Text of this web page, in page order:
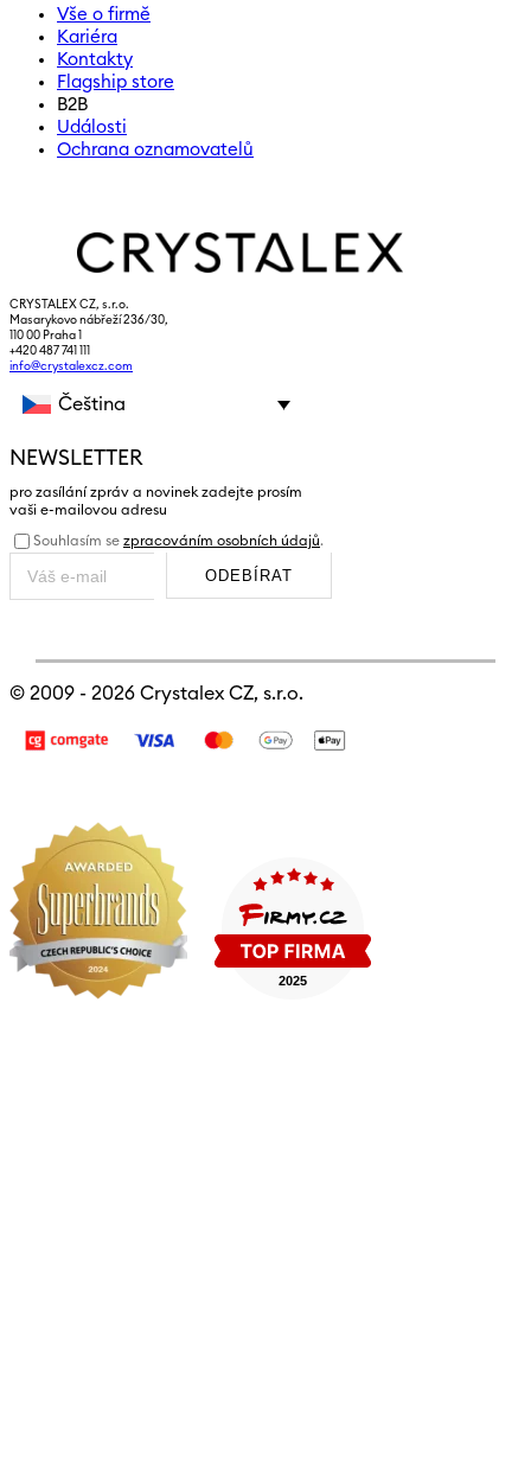
Vše o firmě
Kariéra
Kontakty
Flagship store
B2B
Události
Ochrana oznamovatelů
CRYSTALEX CZ, s.r.o.
Masarykovo nábřeží 236/30,
110 00 Praha 1
+420 487 741 111
info@crystalexcz.com
Čeština
NEWSLETTER
pro zasílání zpráv a novinek zadejte prosím
vaši e-mailovou adresu
Souhlasím se zpracováním osobních údajů.
ODEBÍRAT
© 2009 - 2026 Crystalex CZ, s.r.o.